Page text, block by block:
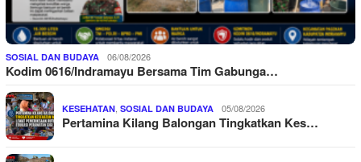
SOSIAL DAN BUDAYA 06/08/2026
Kodim 0616/Indramayu Bersama Tim Gabunga…
KESEHATAN SOSIAL DAN BUDAYA 05/08/2026
Pertamina Kilang Balongan Tingkatkan Kes…